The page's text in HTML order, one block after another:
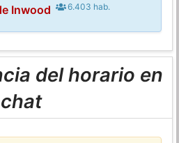
Inwood 6.403 hab.
del horario en